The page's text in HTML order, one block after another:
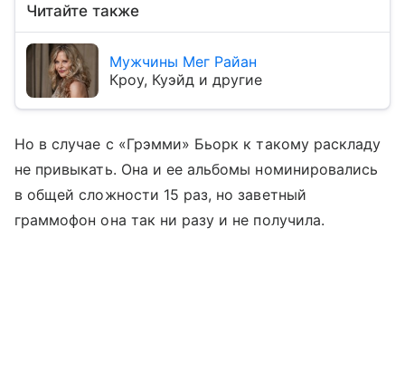
Читайте также
Мужчины Мег Райан
Кроу, Куэйд и другие
Но в случае с «Грэмми» Бьорк к такому раскладу
не привыкать. Она и ее альбомы номинировались
в общей сложности 15 раз, но заветный
граммофон она так ни разу и не получила.